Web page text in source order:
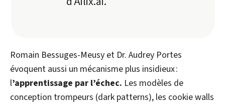
Romain Bessuges-Meusy et Dr. Audrey Portes
évoquent aussi un mécanisme plus insidieux :
l’apprentissage par l’échec. Les modèles de
conception trompeurs (dark patterns), les cookie walls